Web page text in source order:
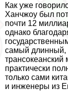
Как уже
Ханчжоу был
почти 12
однако
самый длинный,
трaнcокеанский
пpaктически
только сами
и инженеры из